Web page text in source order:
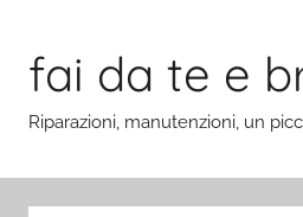
contenuto
fai da te e
Riparazioni, manutenzioni, un